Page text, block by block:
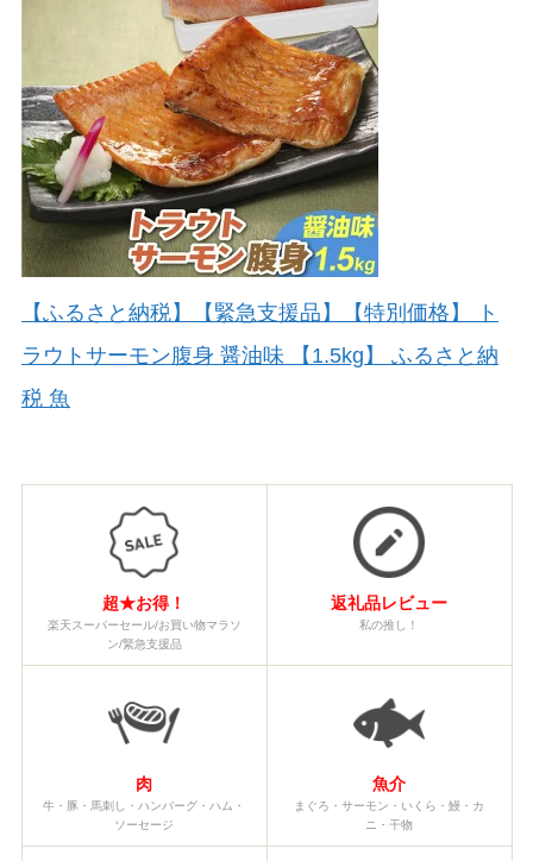
【ふるさと納税】【緊急支援品】【特別価格】 ト
ラウトサーモン腹身 醤油味 【1.5kg】 ふるさと納
税 魚
超★お得！
楽天スーパーセール/お買い物マラソ
ン/緊急支援品
返礼品レビュー
私の推し！
肉
牛・豚・馬刺し・ハンバーグ・ハム・
ソーセージ
魚介
まぐろ・サーモン・いくら・鰻・カ
ニ・干物